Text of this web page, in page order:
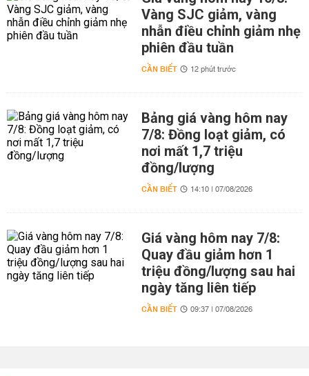
Vàng SJC giảm, vàng
nhẫn điều chỉnh giảm nhẹ
phiên đầu tuần
CẦN BIẾT 12 phút trước
Bảng giá vàng hôm nay
7/8: Đồng loạt giảm, có
nơi mất 1,7 triệu
đồng/lượng
CẦN BIẾT 14:10 | 07/08/2026
Giá vàng hôm nay 7/8:
Quay đầu giảm hơn 1
triệu đồng/lượng sau hai
ngày tăng liên tiếp
CẦN BIẾT 09:37 | 07/08/2026